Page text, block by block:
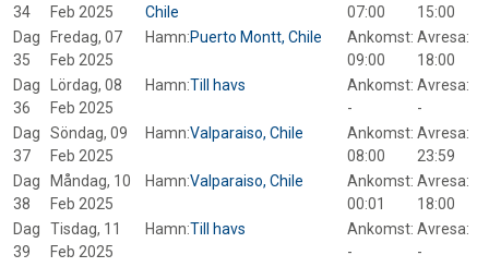
34
Feb 2025
Chile
07:00
15:00
Dag
35
Fredag, 07
Feb 2025
Hamn:Puerto Montt, Chile
Ankomst:
09:00
Avresa:
18:00
Dag
36
Lördag, 08
Feb 2025
Hamn:Till havs
Ankomst:
-
Avresa:
-
Dag
37
Söndag, 09
Feb 2025
Hamn:Valparaiso, Chile
Ankomst:
08:00
Avresa:
23:59
Dag
38
Måndag, 10
Feb 2025
Hamn:Valparaiso, Chile
Ankomst:
00:01
Avresa:
18:00
Dag
39
Tisdag, 11
Feb 2025
Hamn:Till havs
Ankomst:
-
Avresa:
-